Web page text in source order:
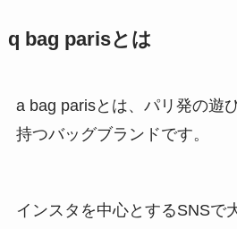
q bag parisとは
a bag parisとは、パリ発の遊
持つバッグブランドです。
インスタを中心とするSNSで